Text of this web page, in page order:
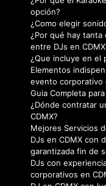
DJs en CDMX con
garantizada fin de
DJs con
corporativos en
DJ en CDMX con
DJs económicos en
es un riesgo
DJ Para 50
DJ con animación:
DJ + animador por
Dj y Fiestas Infantiles
Dj para fiestas
FAQs Sonido
Josue Garcia
Omar Estrada
Memo Oregel